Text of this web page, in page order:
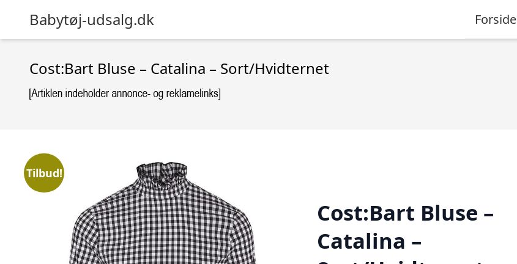
Babytøj-udsalg.dk Forside
Cost:Bart Bluse – Catalina – Sort/Hvidternet
Tilbud!
Cost:Bart Bluse –
Catalina –